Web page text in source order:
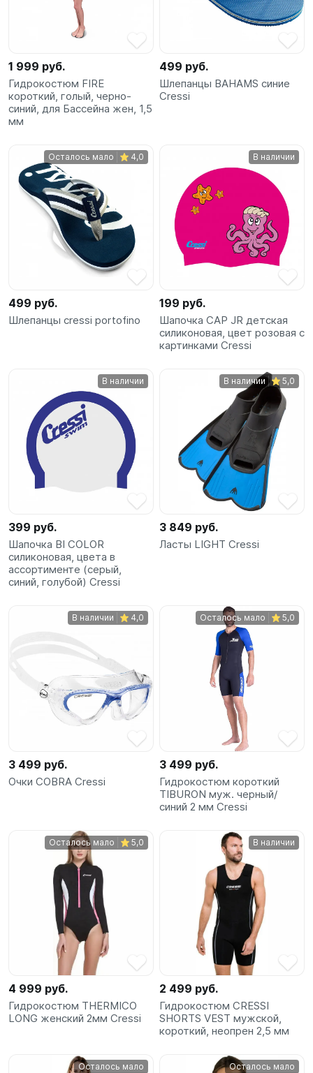
1 999 руб.
Гидрокостюм FIRE
короткий, голый, черно-
синий, для Бассейна жен, 1,5
мм
499 руб.
Шлепанцы BAHAMS синие
Cressi
Осталось мало 4,0
499 руб.
Шлепанцы cressi portofino
В наличии
199 руб.
Шапочка CAP JR детская
силиконовая, цвет розовая с
картинками Cressi
В наличии
399 руб.
Шапочка BI COLOR
силиконовая, цвета в
ассортименте (серый,
синий, голубой) Cressi
В наличии 5,0
3 849 руб.
Ласты LIGHT Cressi
В наличии 4,0
3 499 руб.
Очки COBRA Cressi
Осталось мало 5,0
3 499 руб.
Гидрокостюм короткий
TIBURON муж. черный/
синий 2 мм Cressi
Осталось мало 5,0
4 999 руб.
Гидрокостюм THERMICO
LONG женский 2мм Cressi
В наличии
2 499 руб.
Гидрокостюм CRESSI
SHORTS VEST мужской,
короткий, неопрен 2,5 мм
Осталось мало Осталось мало